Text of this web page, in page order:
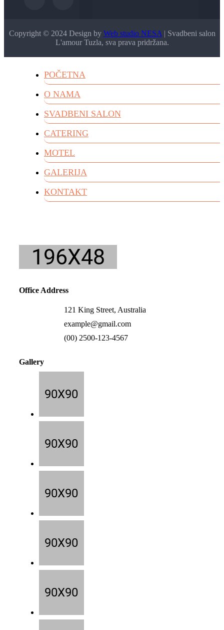
Copyright © 2024 Design by Web studio NESA | Svadbeni salon
L'amour Tuzla, sva prava pridržana.
POČETNA
O NAMA
SVADBENI SALON
CATERING
MOTEL
GALERIJA
KONTAKT
Office Address
121 King Street, Australia
example@gmail.com
(00) 2500-123-4567
Gallery